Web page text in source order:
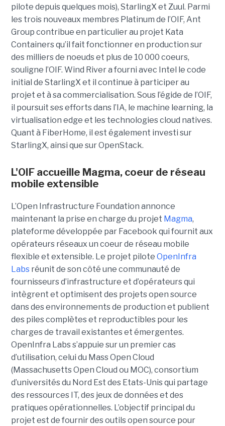
pilote depuis quelques mois), StarlingX et Zuul. Parmi
les trois nouveaux membres Platinum de l’OIF, Ant
Group contribue en particulier au projet Kata
Containers qu’il fait fonctionner en production sur
des milliers de noeuds et plus de 10 000 coeurs,
souligne l’OIF. Wind River a fourni avec Intel le code
initial de StarlingX et il continue à participer au
projet et à sa commercialisation. Sous l’égide de l’OIF,
il poursuit ses efforts dans l’IA, le machine learning, la
virtualisation edge et les technologies cloud natives.
Quant à FiberHome, il est également investi sur
StarlingX, ainsi que sur OpenStack.
L'OIF accueille Magma, coeur de réseau
mobile extensible
L’Open Infrastructure Foundation annonce
maintenant la prise en charge du projet Magma,
plateforme développée par Facebook qui fournit aux
opérateurs réseaux un coeur de réseau mobile
flexible et extensible. Le projet pilote OpenInfra
Labsréunit de son côté une communauté de
fournisseurs d’infrastructure et d’opérateurs qui
intègrent et optimisent des projets open source
dans des environnements de production et publient
des piles complètes et reproductibles pour les
charges de travail existantes et émergentes.
OpenInfra Labs s’appuie sur un premier cas
d’utilisation, celui du Mass Open Cloud
(Massachusetts Open Cloud ou MOC), consortium
d’universités du Nord Est des Etats-Unis qui partage
des ressources IT, des jeux de données et des
pratiques opérationnelles. L’objectif principal du
projet est de fournir des outils open source pour